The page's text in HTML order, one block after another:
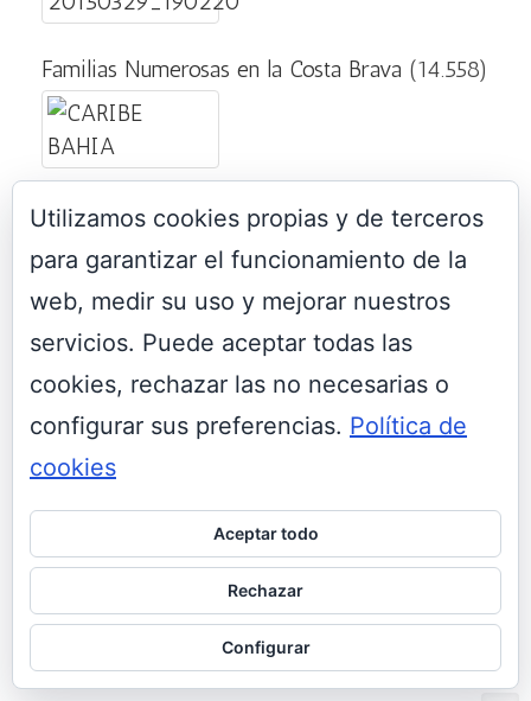
Familias Numerosas en la Costa Brava (14.558)
Familias numerosas en el Caribe (12.823)
El crucero para familias numerosas: Costa
Smeralda
Pases Anuales para familias numerosas en
(12.415)
Utilizamos cookies propias y de terceros
para garantizar el funcionamiento de la
web, medir su uso y mejorar nuestros
servicios. Puede aceptar todas las
cookies, rechazar las no necesarias o
configurar sus preferencias. Política de
cookies
Aceptar todo
Rechazar
Configurar